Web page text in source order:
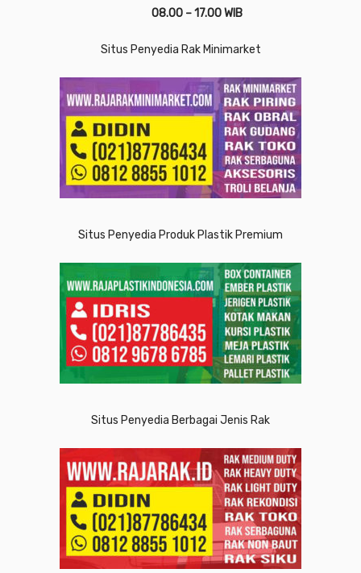
08.00 – 17.00 WIB
Situs Penyedia Rak Minimarket
Situs Penyedia Produk Plastik Premium
Situs Penyedia Berbagai Jenis Rak